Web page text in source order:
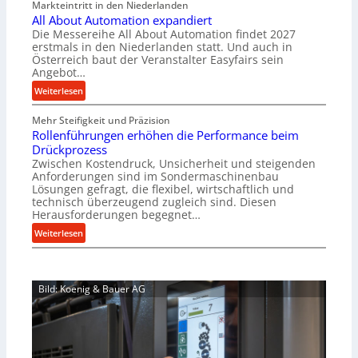
e
r
s
o
u
n
g
e
n
t
s
p
a
n
s
i
c
s
c
h
i
n
e
n
a
u
B
e
s
t
e
l
u
n
g
Markteintritt in den Niederlanden
All About Automation expandiert
Die Messereihe All About Automation findet 2027
erstmals in den Niederlanden statt. Und auch in
Österreich baut der Veranstalter Easyfairs sein
Angebot…
Weiterlesen:
A
l
l
A
b
o
u
t
A
u
m
a
Mehr Steifigkeit und Präzision
Rollenführungen erhöhen die Performance beim
Drückprozess
Zwischen Kostendruck, Unsicherheit und steigenden
Anforderungen sind im Sondermaschinenbau
Lösungen gefragt, die flexibel, wirtschaftlich und
technisch überzeugend zugleich sind. Diesen
Herausforderungen begegnet…
Weiterlesen:
R
l
l
e
Bild: Koenig & Bauer AG